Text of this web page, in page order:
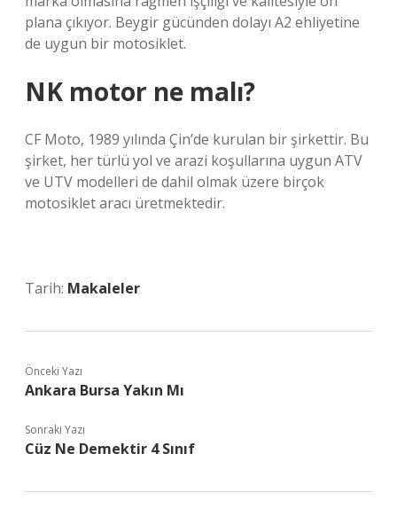
plana çıkıyor. Beygir gücünden dolayı A2 ehliyetine
de uygun bir motosiklet.
NK motor ne malı?
CF Moto, 1989 yılında Çin’de kurulan bir şirkettir. Bu
şirket, her türlü yol ve arazi koşullarına uygun ATV
ve UTV modelleri de dahil olmak üzere birçok
motosiklet aracı üretmektedir.
Tarih: Makaleler
Önceki Yazı
Ankara Bursa Yakın Mı
Sonraki Yazı
Cüz Ne Demektir 4 Sınıf